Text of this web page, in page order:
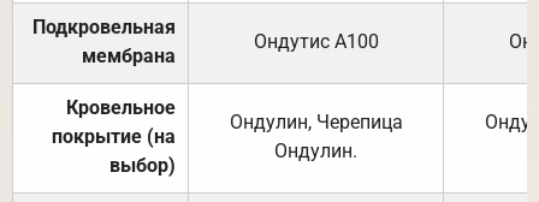
Подкровельная
мембрана
Ондутис А100
Кровельное
покрытие (на
выбор)
Ондулин, Черепица
Ондулин.